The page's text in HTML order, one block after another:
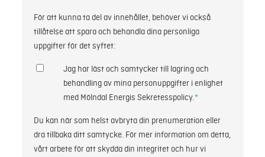
För att kunna ta del av innehållet, behöver vi också
tillåtelse att spara och behandla dina personliga
uppgifter för det syftet:
Jag har läst och samtycker till lagring och
behandling av mina personuppgifter i enlighet
med Mölndal Energis Sekretesspolicy.*
Du kan när som helst avbryta din prenumeration eller
dra tillbaka ditt samtycke. För mer information om detta,
vårt arbete för att skydda din integritet och hur vi